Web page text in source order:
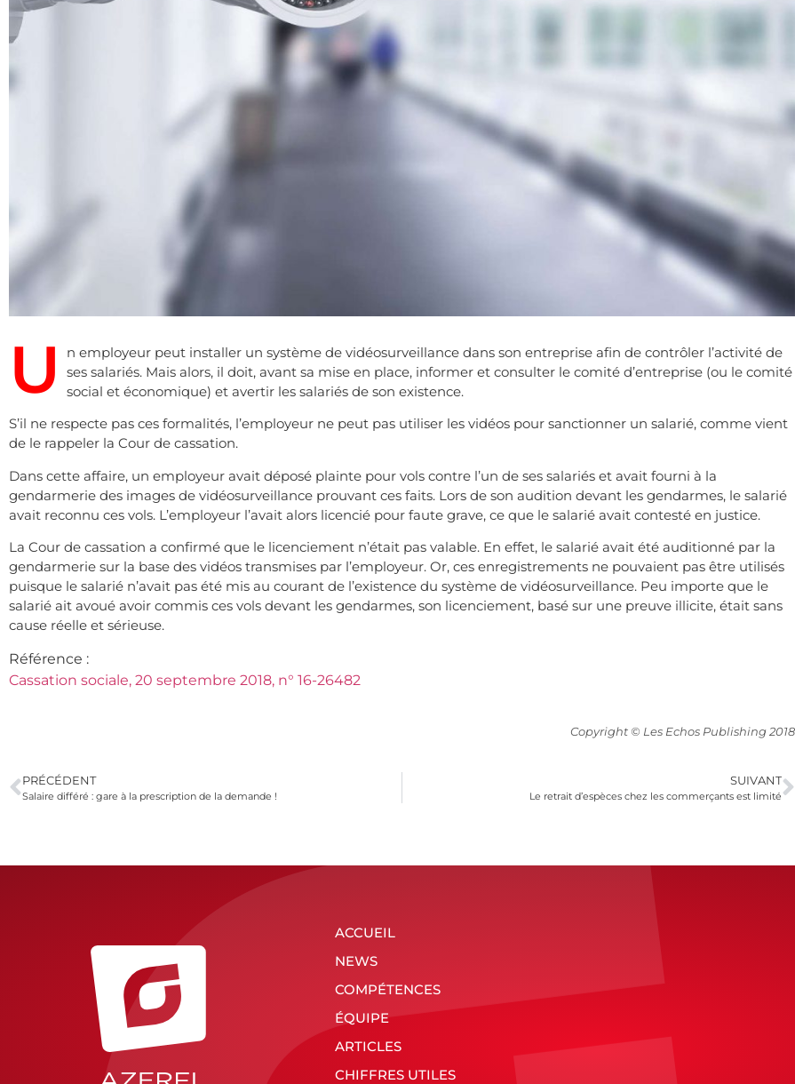
U
n employeur peut installer un système de vidéosurveillance dans son entreprise afin de contrôler l’activité de
ses salariés. Mais alors, il doit, avant sa mise en place, informer et consulter le comité d’entreprise (ou le comité
social et économique) et avertir les salariés de son existence.
S’il ne respecte pas ces formalités, l’employeur ne peut pas utiliser les vidéos pour sanctionner un salarié, comme vient
de le rappeler la Cour de cassation.
Dans cette affaire, un employeur avait déposé plainte pour vols contre l’un de ses salariés et avait fourni à la
gendarmerie des images de vidéosurveillance prouvant ces faits. Lors de son audition devant les gendarmes, le salarié
avait reconnu ces vols. L’employeur l’avait alors licencié pour faute grave, ce que le salarié avait contesté en justice.
La Cour de cassation a confirmé que le licenciement n’était pas valable. En effet, le salarié avait été auditionné par la
gendarmerie sur la base des vidéos transmises par l’employeur. Or, ces enregistrements ne pouvaient pas être utilisés
puisque le salarié n’avait pas été mis au courant de l’existence du système de vidéosurveillance. Peu importe que le
salarié ait avoué avoir commis ces vols devant les gendarmes, son licenciement, basé sur une preuve illicite, était sans
cause réelle et sérieuse.
Référence :
Cassation sociale, 20 septembre 2018, n° 16-26482
Copyright © Les Echos Publishing 2018
PRÉCÉDENT
Salaire différé : gare à la prescription de la demande !
SUIVANT
Le retrait d’espèces chez les commerçants est limité
ACCUEIL
NEWS
COMPÉTENCES
ÉQUIPE
ARTICLES
CHIFFRES UTILES